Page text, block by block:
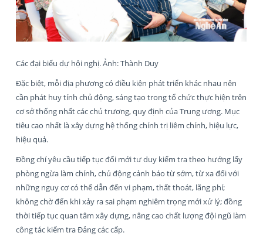
Các đại biểu dự hội nghị. Ảnh: Thành Duy
Đặc biệt, mỗi địa phương có điều kiện phát triển khác nhau nên
cần phát huy tính chủ động, sáng tạo trong tổ chức thực hiện trên
cơ sở thống nhất các chủ trương, quy định của Trung ương. Mục
tiêu cao nhất là xây dựng hệ thống chính trị liêm chính, hiệu lực,
hiệu quả.
Đồng chí yêu cầu tiếp tục đổi mới tư duy kiểm tra theo hướng lấy
phòng ngừa làm chính, chủ động cảnh báo từ sớm, từ xa đối với
những nguy cơ có thể dẫn đến vi phạm, thất thoát, lãng phí;
không chờ đến khi xảy ra sai phạm nghiêm trọng mới xử lý; đồng
thời tiếp tục quan tâm xây dựng, nâng cao chất lượng đội ngũ làm
công tác kiểm tra Đảng các cấp.